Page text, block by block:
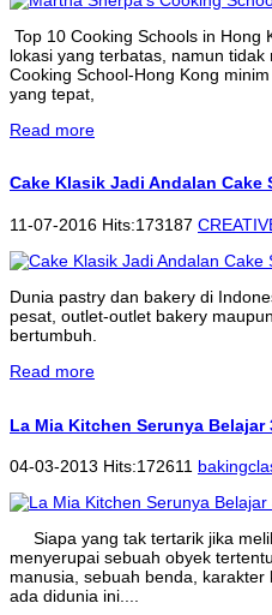
Top 10 Cooking Schools in
lokasi yang terbatas, namun tidak
Cooking School-Hong Kong
yang tepat,
Read more
Cake Klasik Jadi Andalan Cake
11-07-2016 Hits:173187
Dunia pastry dan bakery di
pesat, outlet-outlet bakery
bertumbuh.
Read more
La Mia Kitchen Serunya Belajar
04-03-2013 Hits:172611
Siapa yang tak tertarik jika
menyerupai sebuah obyek
manusia, sebuah benda,
ada didunia ini....